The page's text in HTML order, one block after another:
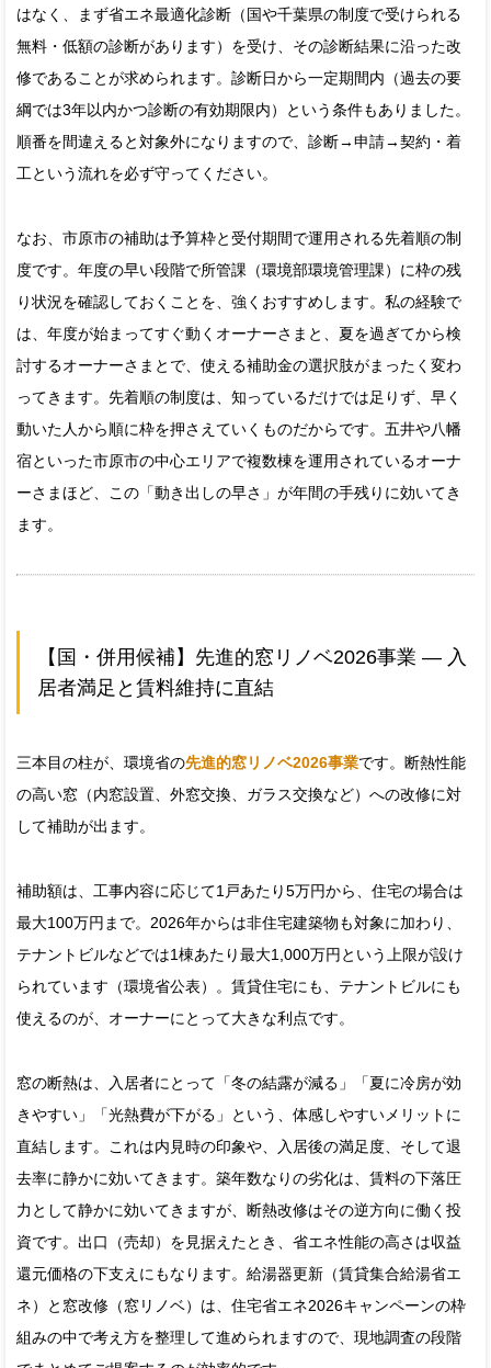
はなく、まず省エネ最適化診断（国や千葉県の制度で受けられる
無料・低額の診断があります）を受け、その診断結果に沿った改
修であることが求められます。診断日から一定期間内（過去の要
綱では3年以内かつ診断の有効期限内）という条件もありました。
順番を間違えると対象外になりますので、診断→申請→契約・着
工という流れを必ず守ってください。
なお、市原市の補助は予算枠と受付期間で運用される先着順の制
度です。年度の早い段階で所管課（環境部環境管理課）に枠の残
り状況を確認しておくことを、強くおすすめします。私の経験で
は、年度が始まってすぐ動くオーナーさまと、夏を過ぎてから検
討するオーナーさまとで、使える補助金の選択肢がまったく変わ
ってきます。先着順の制度は、知っているだけでは足りず、早く
動いた人から順に枠を押さえていくものだからです。五井や八幡
宿といった市原市の中心エリアで複数棟を運用されているオーナ
ーさまほど、この「動き出しの早さ」が年間の手残りに効いてき
ます。
【国・併用候補】先進的窓リノベ2026事業 — 入
居者満足と賃料維持に直結
三本目の柱が、環境省の先進的窓リノベ2026事業です。断熱性能
の高い窓（内窓設置、外窓交換、ガラス交換など）への改修に対
して補助が出ます。
補助額は、工事内容に応じて1戸あたり5万円から、住宅の場合は
最大100万円まで。2026年からは非住宅建築物も対象に加わり、
テナントビルなどでは1棟あたり最大1,000万円という上限が設け
られています（環境省公表）。賃貸住宅にも、テナントビルにも
使えるのが、オーナーにとって大きな利点です。
窓の断熱は、入居者にとって「冬の結露が減る」「夏に冷房が効
きやすい」「光熱費が下がる」という、体感しやすいメリットに
直結します。これは内見時の印象や、入居後の満足度、そして退
去率に静かに効いてきます。築年数なりの劣化は、賃料の下落圧
力として静かに効いてきますが、断熱改修はその逆方向に働く投
資です。出口（売却）を見据えたとき、省エネ性能の高さは収益
還元価格の下支えにもなります。給湯器更新（賃貸集合給湯省エ
ネ）と窓改修（窓リノベ）は、住宅省エネ2026キャンペーンの枠
組みの中で考え方を整理して進められますので、現地調査の段階